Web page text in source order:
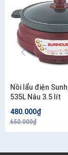
Nồi lẩu điện
535L Nâu 3.5 lít
480.000₫
650.000₫